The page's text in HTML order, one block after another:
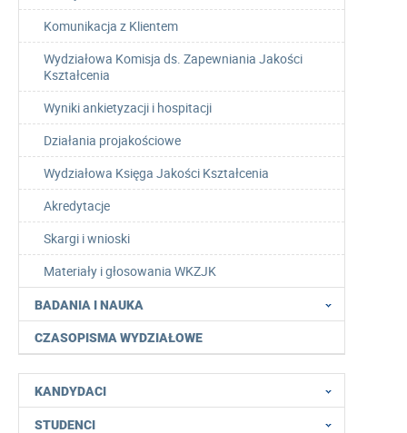
Komunikacja z Klientem
Wydziałowa Komisja ds. Zapewniania Jakości
Kształcenia
Wyniki ankietyzacji i hospitacji
Działania projakościowe
Wydziałowa Księga Jakości Kształcenia
Akredytacje
Skargi i wnioski
Materiały i głosowania WKZJK
BADANIA I NAUKA
CZASOPISMA WYDZIAŁOWE
KANDYDACI
STUDENCI